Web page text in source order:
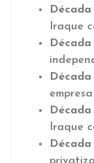
Década
Iraque
Década
Década
Década
Iraque
Década